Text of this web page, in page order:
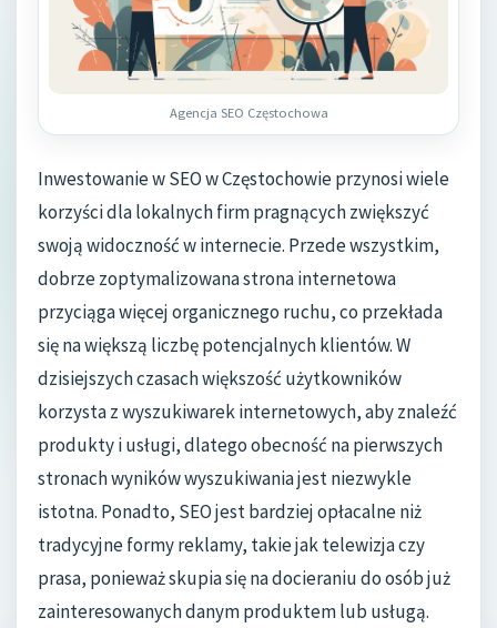
Agencja SEO Częstochowa
Inwestowanie w SEO w Częstochowie przynosi wiele
korzyści dla lokalnych firm pragnących zwiększyć
swoją widoczność w internecie. Przede wszystkim,
dobrze zoptymalizowana strona internetowa
przyciąga więcej organicznego ruchu, co przekłada
się na większą liczbę potencjalnych klientów. W
dzisiejszych czasach większość użytkowników
korzysta z wyszukiwarek internetowych, aby znaleźć
produkty i usługi, dlatego obecność na pierwszych
stronach wyników wyszukiwania jest niezwykle
istotna. Ponadto, SEO jest bardziej opłacalne niż
tradycyjne formy reklamy, takie jak telewizja czy
prasa, ponieważ skupia się na docieraniu do osób już
zainteresowanych danym produktem lub usługą.